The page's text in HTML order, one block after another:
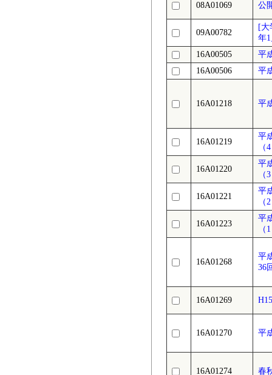
08A01069 公
09A00782
[大
年
16A00505
平
16A00506
平
16A01218 平
16A01219
平
（
16A01220
平
（
16A01221
平
（
16A01223
平
（
16A01268
平
36
16A01269
16A01270 平
16A01274 春